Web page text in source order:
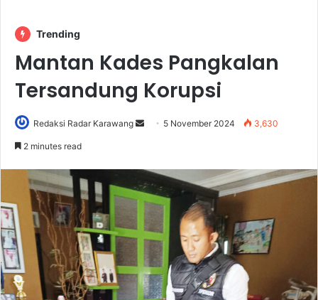
Trending
Mantan Kades Pangkalan
Tersandung Korupsi
Redaksi Radar Karawang
Send 5 November 2024 3,630
2 minutes read